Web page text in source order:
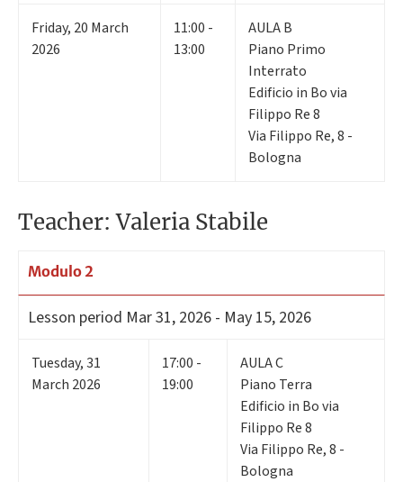
Friday, 20 March
2026
11:00 -
13:00
AULA B
Piano Primo
Interrato
Edificio in Bo via
Filippo Re 8
Via Filippo Re, 8 -
Bologna
Teacher: Valeria Stabile
Modulo 2
Lesson period Mar 31, 2026 - May 15, 2026
Tuesday,31
March 2026
17:00 -
19:00
AULA C
Piano Terra
Edificio in Bo via
Filippo Re 8
Via Filippo Re, 8 -
Bologna